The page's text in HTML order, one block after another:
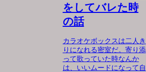
をしてバレた時
の話
カラオケボックスは二人き
りになれる密室だ。寄り添
って歌っていた時なんか
は、いいムードになって自